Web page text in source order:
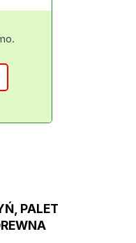
PALET